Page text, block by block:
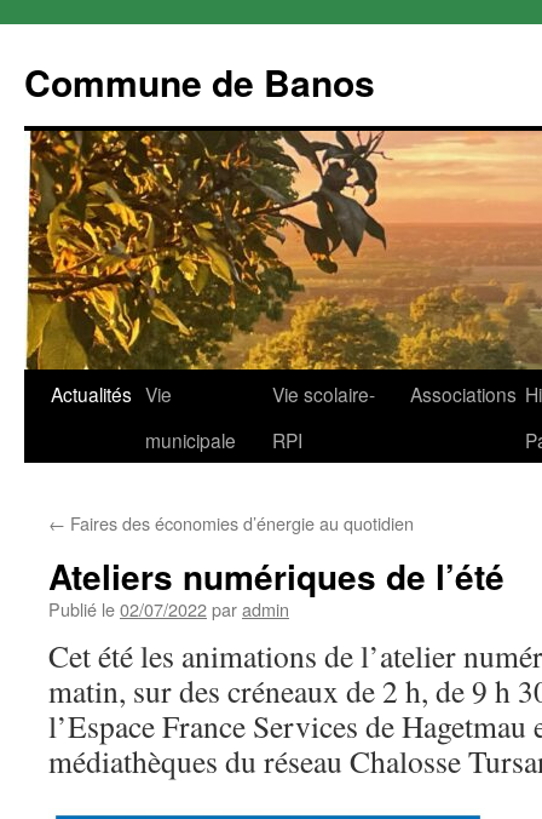
Commune de Banos
Aller
Actualités Vie
municipale
Vie scolaire-
RPI
Associations
← Faires des économies d’énergie au quotidien
Ateliers numériques de l’été
Publié le02/07/2022paradmin
Cet été les animations de l’atelier
matin, sur des créneaux de 2 h, de 9 h
l’Espace France Services de
médiathèques du réseau Chalosse